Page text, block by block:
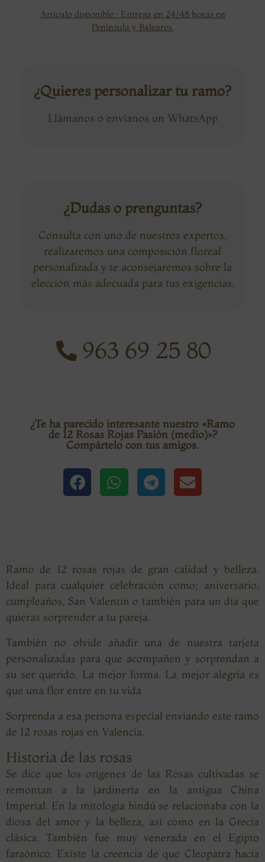
Artículo disponible · Entrega en 24/48 horas en
Península y Baleares.
¿Quieres personalizar tu ramo?
Llámanos o envíanos un WhatsApp
¿Dudas o prenguntas?
Consulta con uno de nuestros expertos,
realizaremos una composición floreal
personalizada y te aconsejaremos sobre la
elección más adecuada para tus exigencias.
963 69 25 80
¿Te ha parecido interesante nuestro «Ramo
de 12 Rosas Rojas Pasión (medio)»?
Compártelo con tus amigos.
Ramo de 12 rosas rojas de gran calidad y belleza.
Ideal para cualquier celebración como; aniversario,
cumpleaños, San Valentín o también para un día que
quieras sorprender a tu pareja.
También no olvide añadir una de nuestra tarjeta
personalizadas para que acompañen y sorprendan a
su ser querido. La mejor forma. La mejor alegría es
que una flor entre en tu vida
Sorprenda a esa persona especial enviando este ramo
de 12 rosas rojas en Valencia.
Historia de las rosas
Se dice que los orígenes de las Rosas cultivadas se
remontan a la jardinería en la antigua China
Imperial. En la mitología hindú se relacionaba con la
diosa del amor y la belleza, así como en la Grecia
clásica. También fue muy venerada en el Egipto
faraónico. Existe la creencia de que Cleopatra hacía